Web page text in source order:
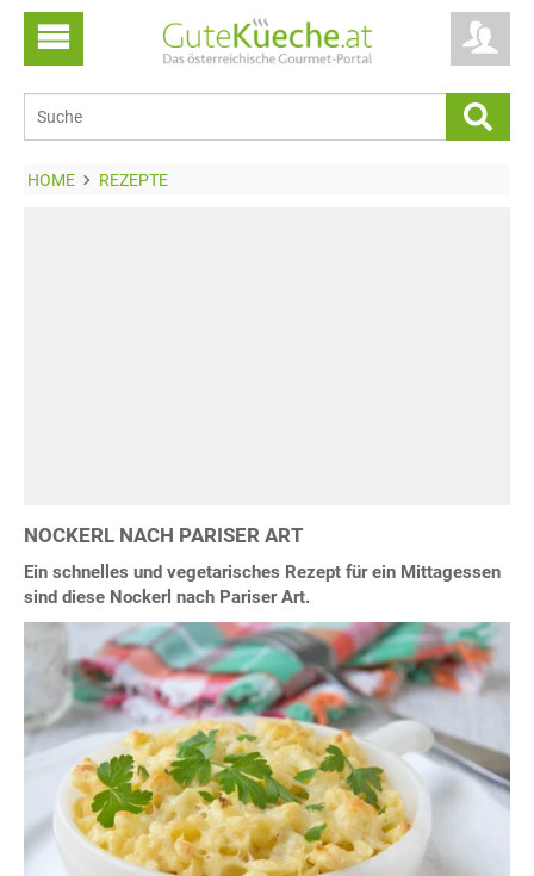
HOME REZEPTE
NOCKERL NACH PARISER ART
Ein schnelles und vegetarisches Rezept für ein Mittagessen
sind diese Nockerl nach Pariser Art.